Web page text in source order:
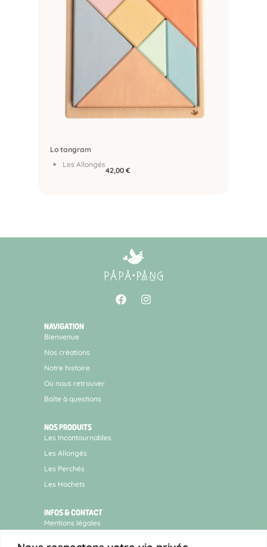
Lo tangram
Les Allongés
42,00 €
NAVIGATION
Bienvenue
Nos créations
Notre histoire
Où nous retrouver
Boîte à questions
NOS PRODUITS
Les Incontournables
Les Allongés
Les Perchés
Les Hochets
INFOS & CONTACT
Mentions légales